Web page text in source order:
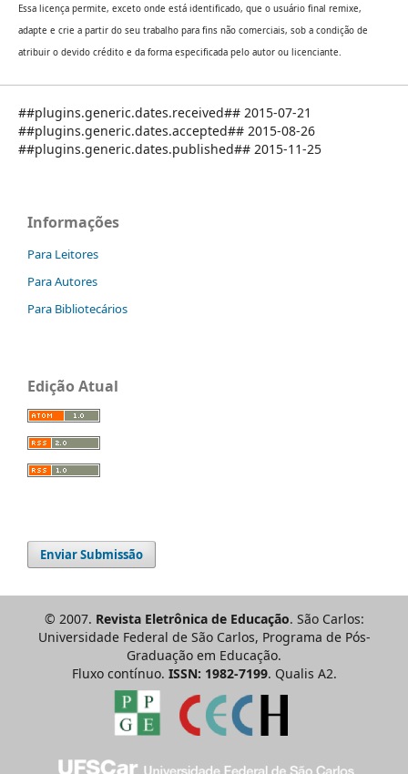
Essa licença permite, exceto onde está identificado, que o usuário final remixe,
adapte e crie a partir do seu trabalho para fins não comerciais, sob a condição de
atribuir o devido crédito e da forma especificada pelo autor ou licenciante.
##plugins.generic.dates.received## 2015-07-21
##plugins.generic.dates.accepted## 2015-08-26
##plugins.generic.dates.published## 2015-11-25
Informações
Para Leitores
Para Autores
Para Bibliotecários
Edição Atual
Enviar Submissão
© 2007. Revista Eletrônica de Educação. São Carlos:
Universidade Federal de São Carlos, Programa de Pós-
Graduação em Educação.
Fluxo contínuo. ISSN: 1982-7199. Qualis A2.